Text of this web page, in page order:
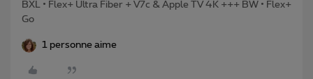
BXL • Flex+ Ultra Fiber + V7c & Apple TV 4K +++ BW • Flex+
Go
1 personne aime